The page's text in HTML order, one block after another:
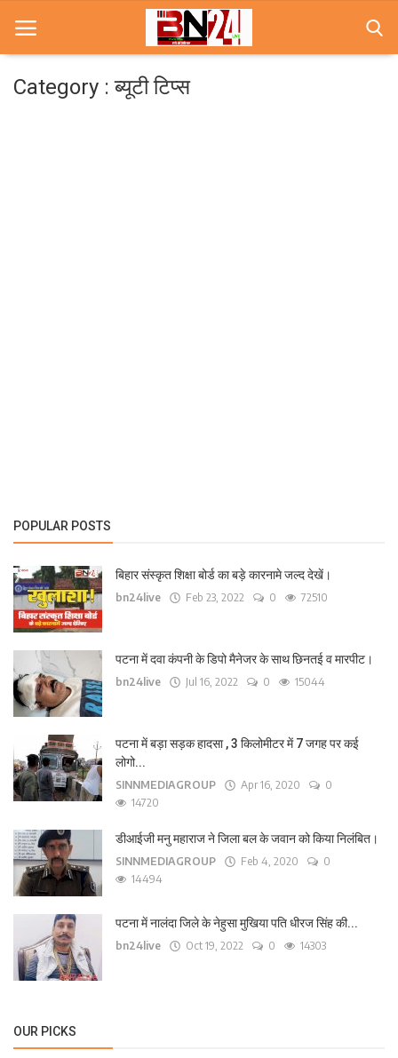
अन्य
Category : ब्यूटी टिप्स
POPULAR POSTS
बिहार संस्कृत शिक्षा बोर्ड का बड़े कारनामे जल्द देखें।
bn24live Feb 23, 2022 0 72510
पटना में दवा कंपनी के डिपो मैनेजर के साथ छिनतई व मारपीट।
bn24live Jul 16, 2022 0 15044
पटना में बड़ा सड़क हादसा , 3 किलोमीटर में 7 जगह पर कई
लोगो...
SINNMEDIAGROUP Apr 16, 2020
0
14720
डीआईजी मनु महाराज ने जिला बल के जवान को किया निलंबित।
SINNMEDIAGROUP Feb 4, 2020
0
14494
पटना में नालंदा जिले के नेहुसा मुखिया पति धीरज सिंह की...
bn24live Oct 19, 2022 0 14303
OUR PICKS